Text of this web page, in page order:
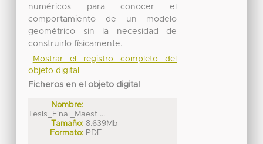
numéricos para conocer el
comportamiento de un modelo
geométrico sin la necesidad de
construirlo físicamente.
Mostrar el registro completo del
objeto digital
Ficheros en el objeto digital
Nombre:
Tesis_Final_Maest ...
Tamaño: 8.639Mb
Formato: PDF